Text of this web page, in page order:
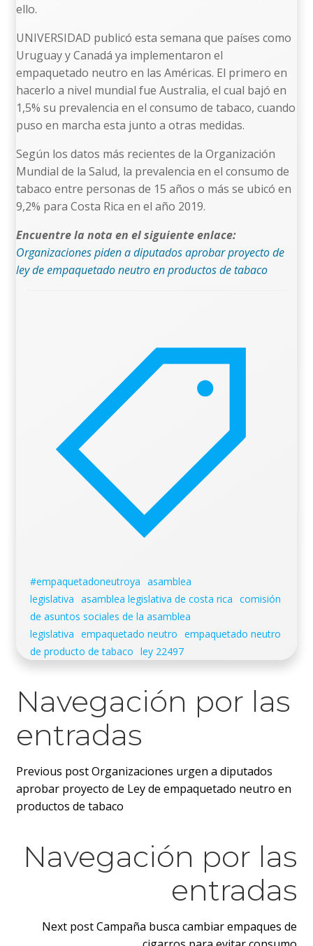
ello.
UNIVERSIDAD publicó esta semana que países como
Uruguay y Canadá ya implementaron el
empaquetado neutro en las Américas. El primero en
hacerlo a nivel mundial fue Australia, el cual bajó en
1,5% su prevalencia en el consumo de tabaco, cuando
puso en marcha esta junto a otras medidas.
Según los datos más recientes de la Organización
Mundial de la Salud, la prevalencia en el consumo de
tabaco entre personas de 15 años o más se ubicó en
9,2% para Costa Rica en el año 2019.
Encuentre la nota en el siguiente enlace:
Organizaciones piden a diputados aprobar proyecto de
ley de empaquetado neutro en productos de tabaco
#empaquetadoneutroya asamblea
legislativa asamblea legislativa de costa rica comisión
de asuntos sociales de la asamblea
legislativa empaquetado neutro empaquetado neutro
de producto de tabaco ley 22497
Navegación por las
entradas
Previous postOrganizaciones urgen a diputados
aprobar proyecto de Ley de empaquetado neutro en
productos de tabaco
Navegación por las
entradas
Next postCampaña busca cambiar empaques de